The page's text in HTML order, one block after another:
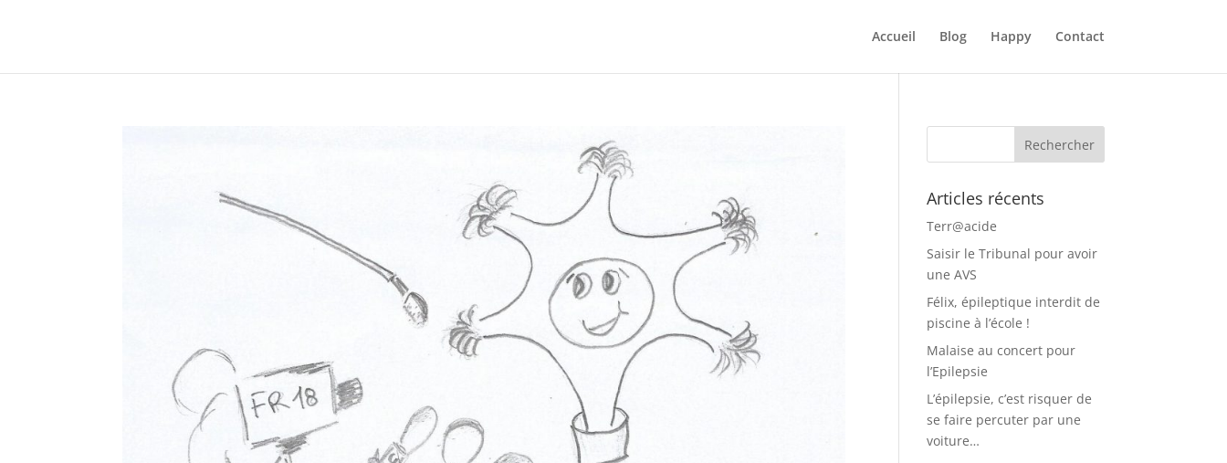
Accueil Blog Happy Contact
Articles récents
Terr@acide
Saisir le Tribunal pour avoir
une AVS
Félix, épileptique interdit de
piscine à l’école !
Malaise au concert pour
l’Epilepsie
L’épilepsie, c’est risquer de
se faire percuter par une
voiture…